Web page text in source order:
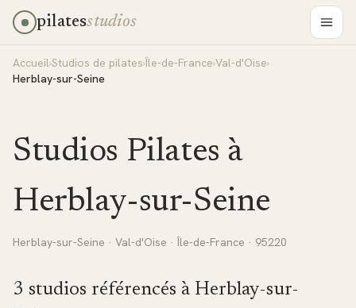
pilatesstudios
Accueil›Studios de pilates›Île-de-France›Val-d'Oise›
Herblay-sur-Seine
Studios Pilates à
Herblay-sur-Seine
Herblay-sur-Seine · Val-d'Oise · Île-de-France · 95220
3 studios référencés à Herblay-sur-